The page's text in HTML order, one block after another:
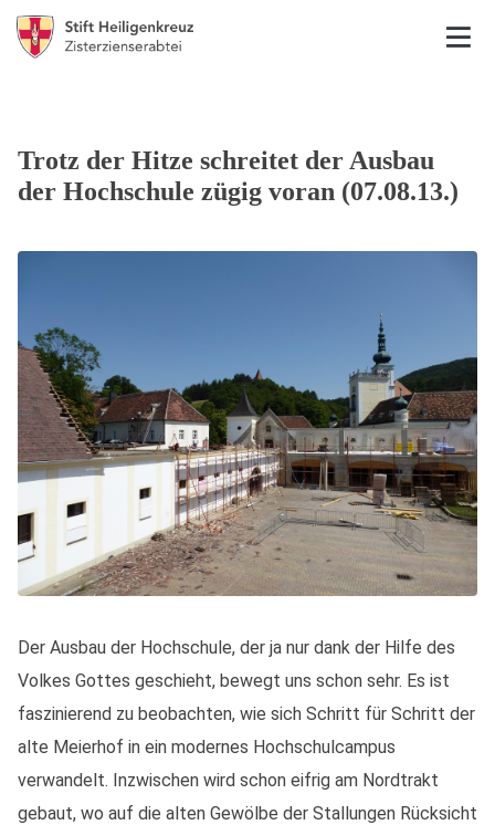
Trotz der Hitze schreitet der Ausbau
der Hochschule zügig voran (07.08.13.)
Der Ausbau der Hochschule, der ja nur dank der Hilfe des
Volkes Gottes geschieht, bewegt uns schon sehr. Es ist
faszinierend zu beobachten, wie sich Schritt für Schritt der
alte Meierhof in ein modernes Hochschulcampus
verwandelt. Inzwischen wird schon eifrig am Nordtrakt
gebaut, wo auf die alten Gewölbe der Stallungen Rücksicht